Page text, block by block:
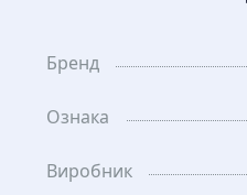
Бренд
Ознака
Виробник